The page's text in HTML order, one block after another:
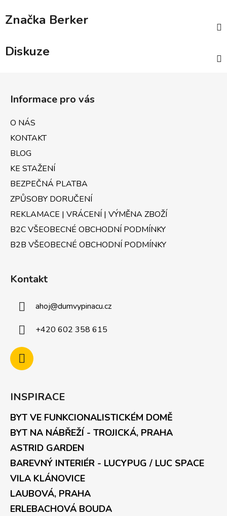
Značka Berker
Diskuze
Informace pro vás
O NÁS
KONTAKT
BLOG
KE STAŽENÍ
BEZPEČNÁ PLATBA
ZPŮSOBY DORUČENÍ
REKLAMACE | VRÁCENÍ | VÝMĚNA ZBOŽÍ
B2C VŠEOBECNÉ OBCHODNÍ PODMÍNKY
B2B VŠEOBECNÉ OBCHODNÍ PODMÍNKY
Kontakt
ahoj@dumvypinacu.cz
+420 602 358 615
INSPIRACE
BYT VE FUNKCIONALISTICKÉM DOMĚ
BYT NA NÁBŘEŽÍ - TROJICKÁ, PRAHA
ASTRID GARDEN
BAREVNÝ INTERIÉR - LUCYPUG / LUC SPACE
VILA KLÁNOVICE
LAUBOVÁ, PRAHA
ERLEBACHOVÁ BOUDA